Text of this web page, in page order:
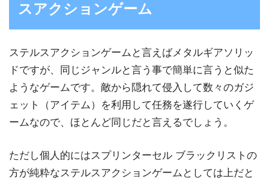
スアクションゲーム
ステルスアクションゲームと言えばメタルギアソリッ
ドですが、同じジャンルと言う事で簡単に言うと似た
ようなゲームです。敵から隠れて侵入して数々のガジ
ェット（アイテム）を利用して任務を遂行していくゲ
ームなので、ほとんど同じだと言えるでしょう。
ただし個人的にはスプリンターセル ブラックリストの
方が純粋なステルスアクションゲームとしては上だと